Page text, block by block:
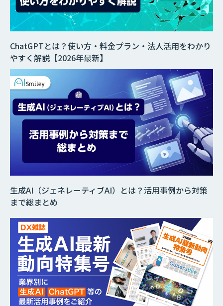
生成AI（ジェネレーティブAI）とは？活用事例から対策
まで総まとめ
ChatGPTとは？使い方・料金プラン・法人活用をわかり
やすく解説【2026年最新】